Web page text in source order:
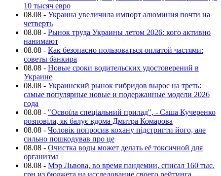
10 тысяч евро
08.08 - Украина увеличила импорт алюминия почти на
четверть
08.08 - Рынок труда Украины летом 2026: кого активно
нанимают
08.08 - Как безопасно пользоваться оплатой частями:
советы банкира
08.08 - Новые сроки водительских удостоверений в
Украине
08.08 - Украинский рынок гибридов вырос на треть:
самые популярные новые и подержанные модели 2026
года
08.08 - "Освоїла спеціальний прилад", - Саша Кучеренко
розповіла, як балує вдома Дмитра Комарова
08.08 - Чоловік попросив кохану підстригти його, але
сильно пошкодував про це
08.08 - Очистка воды может делать её токсичной для
организма
08.08 - Мэр Львова, во время пандемии, списал 160 тыс.
грн из бюджета на исследование своего рейтинга